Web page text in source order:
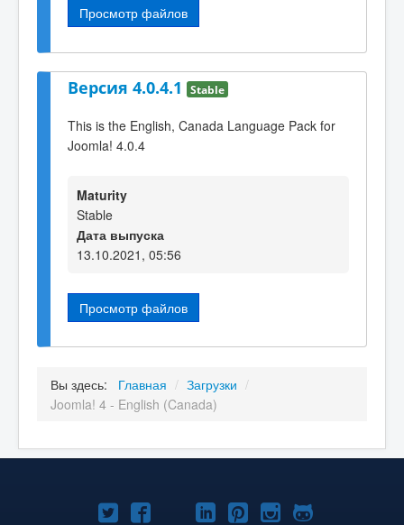
Просмотр файлов
Версия 4.0.4.1 Stable
This is the English, Canada Language Pack for
Joomla! 4.0.4
Maturity
Stable
Дата выпуска
13.10.2021, 05:56
Просмотр файлов
Вы здесь: Главная / Загрузки /
Joomla! 4 - English (Canada)
Joomla!Joomla!Joomla!
Joomla!Joomla!
Joomla!Joomla!